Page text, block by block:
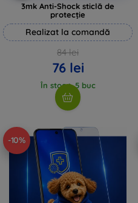
3mk Anti-Shock sticlă de
protecție
Realizat la comandă
84 lei
76 lei
În stoc > 5 buc
-10%